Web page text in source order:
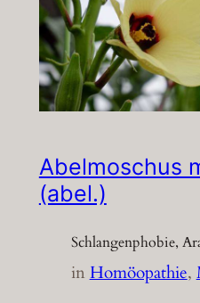
Abelmoschus
(abel.)
Schlangenphobie,
inHomöopathie,